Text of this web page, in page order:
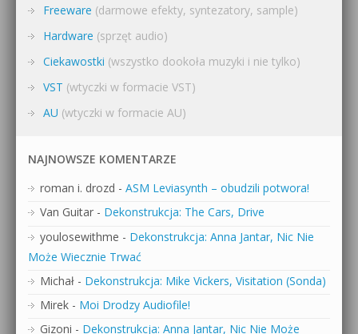
Freeware (darmowe efekty, syntezatory, sample)
Hardware (sprzęt audio)
Ciekawostki (wszystko dookoła muzyki i nie tylko)
VST (wtyczki w formacie VST)
AU (wtyczki w formacie AU)
NAJNOWSZE KOMENTARZE
roman i. drozd - ASM Leviasynth – obudzili potwora!
Van Guitar - Dekonstrukcja: The Cars, Drive
youlosewithme - Dekonstrukcja: Anna Jantar, Nic Nie
Może Wiecznie Trwać
Michał - Dekonstrukcja: Mike Vickers, Visitation (Sonda)
Mirek - Moi Drodzy Audiofile!
Gizoni - Dekonstrukcja: Anna Jantar, Nic Nie Może